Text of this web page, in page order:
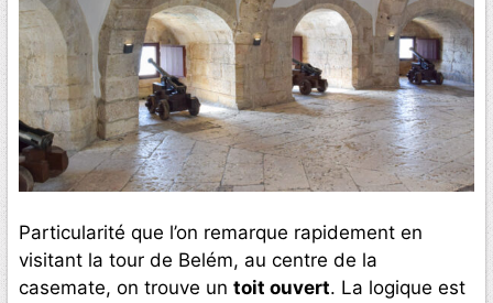
Particularité que l’on remarque rapidement en
visitant la tour de Belém, au centre de la
casemate, on trouve un toit ouvert. La logique est